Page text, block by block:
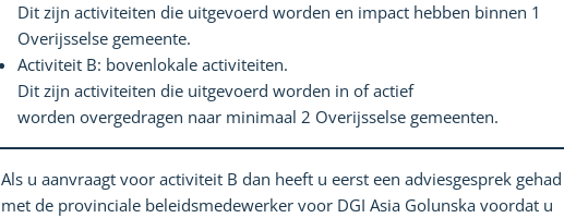
Dit zijn activiteiten die uitgevoerd worden en impact hebben binnen 1
Overijsselse gemeente.
Activiteit B: bovenlokale activiteiten.
Dit zijn activiteiten die uitgevoerd worden in of actief
worden overgedragen naar minimaal 2 Overijsselse gemeenten.
Als u aanvraagt voor activiteit B dan heeft u eerst een adviesgesprek gehad
met de provinciale beleidsmedewerker voor DGI Asia Golunska voordat u